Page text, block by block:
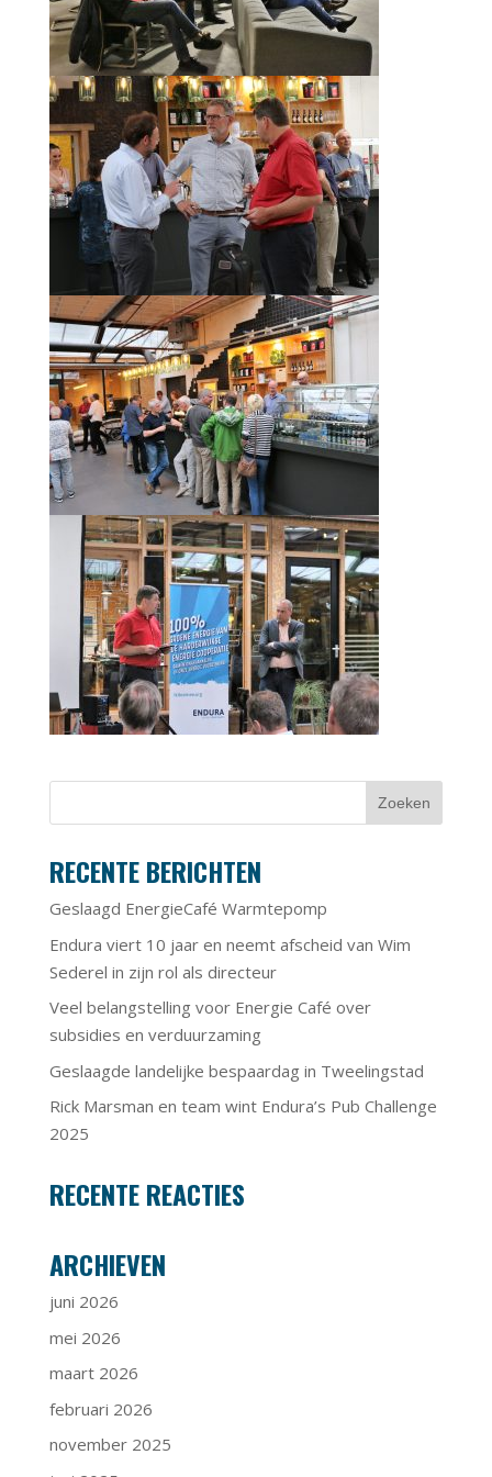
RECENTE BERICHTEN
Geslaagd EnergieCafé Warmtepomp
Endura viert 10 jaar en neemt afscheid van Wim
Sederel in zijn rol als directeur
Veel belangstelling voor Energie Café over
subsidies en verduurzaming
Geslaagde landelijke bespaardag in Tweelingstad
Rick Marsman en team wint Endura’s Pub Challenge
2025
RECENTE REACTIES
ARCHIEVEN
juni 2026
mei 2026
maart 2026
februari 2026
november 2025